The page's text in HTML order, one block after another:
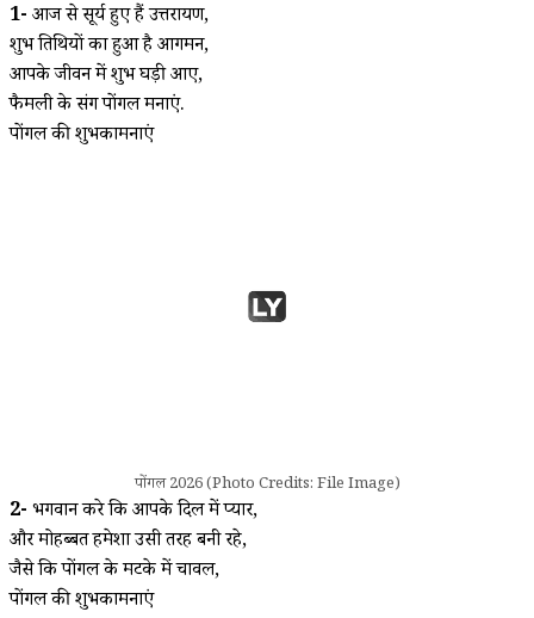
1- आज से सूर्य हुए हैं उत्तरायण,
शुभ तिथियों का हुआ है आगमन,
आपके जीवन में शुभ घड़ी आए,
फैमली के संग पोंगल मनाएं.
पोंगल की शुभकामनाएं
पोंगल 2026 (Photo Credits: File Image)
2- भगवान करे कि आपके दिल में प्यार,
और मोहब्बत हमेशा उसी तरह बनी रहे,
जैसे कि पोंगल के मटके में चावल,
पोंगल की शुभकामनाएं